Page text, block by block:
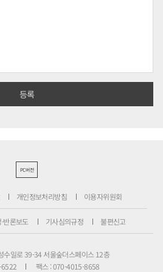
PC버전
개인정보처리방침 이용자위원회
반론보도 기사심의규정 불편신고
수일로 39-34 서울숲더스페이스 12층
6522
팩스 : 070-4015-8658